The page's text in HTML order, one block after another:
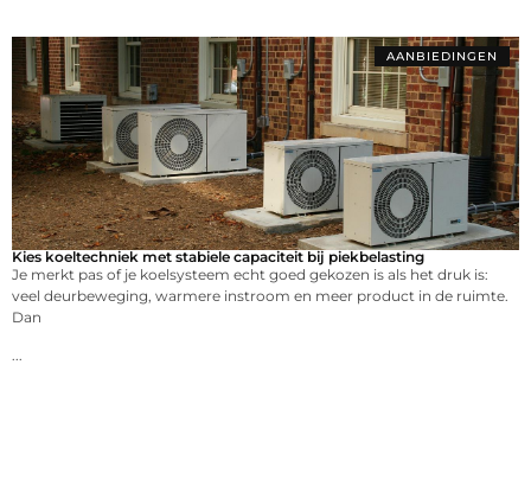
AANBIEDINGEN
Kies koeltechniek met stabiele capaciteit bij piekbelasting
Je merkt pas of je koelsysteem echt goed gekozen is als het druk is:
veel deurbeweging, warmere instroom en meer product in de ruimte.
Dan
...